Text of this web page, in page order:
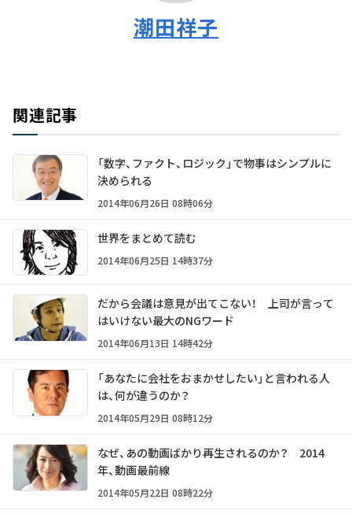
潮田祥子
関連記事
「数字、ファクト、ロジック」で物事はシンプルに
決められる
2014年06月26日 08時06分
世界をまとめて読む
2014年06月25日 14時37分
だから会議は意見が出てこない！ 上司が言って
はいけない最大のNGワード
2014年06月13日 14時42分
「あなたに会社をおまかせしたい」と言われる人
は、何が違うのか？
2014年05月29日 08時12分
なぜ、あの動画ばかり再生されるのか？ 2014
年、動画最前線
2014年05月22日 08時22分